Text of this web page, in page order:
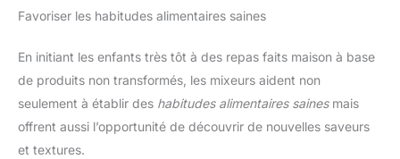
Favoriser les habitudes alimentaires saines
En initiant les enfants très tôt à des repas faits maison à base
de produits non transformés, les mixeurs aident non
seulement à établir des habitudes alimentaires sainesmais
offrent aussi l’opportunité de découvrir de nouvelles saveurs
et textures.